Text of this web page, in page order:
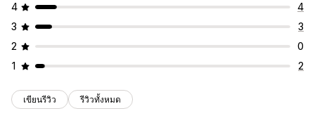
4
4
3
3
2
0
1
2
เขียนรีวิว รีวิวทั้งหมด